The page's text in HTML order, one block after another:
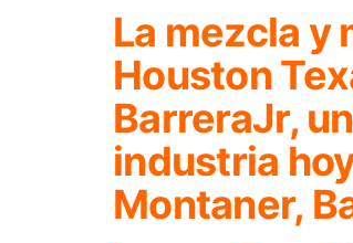
La mezcla y
Houston
BarreraJr,
industria
Montaner,